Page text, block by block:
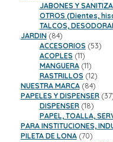
JABONES Y
OTROS (Dientes,
TALCOS,
JARDIN 8484
productos
ACCESORIOS 5353
ACOPLES 1111
productos
MANGUERA 1111
RASTRILLOS 1212
NUESTRA MARCA 8484
PAPELES Y DISPENSER 37
DISPENSER 1818
PAPEL, TOALLA,
PARA INSTITUCIONES,
PILETA DE LONA 7070